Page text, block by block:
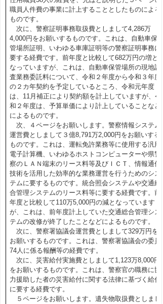
職員人件費の事業に計上することとしたものによる
ものです。
次に、警察証明事務取扱費としまして4,286万
4,000円をお願いするものです。これは、自動車保
管場所証明、いわゆる車庫証明等の警察証明事務に
要する経費です。前年度と比較して682万円の増と
なっていますが、これは、自動車保管場所の現地調
査業務委託料について、令和２年度から令和３年度
の２カ年契約を予定しているところ、令和元年度
は、11月補正により契約額を計上していますが、令
和２年度は、予算単価により計上していることなど
によるものです。
次、４ページをお願いします。警察情報システム
運営費としまして３億8,791万2,000円をお願いする
ものです。これは、運転免許業務等に使用する汎用
電子計算機、いわゆるホストコンピューターや県警
察のＬＡＮ端末のリース料等及びＩＣＴ、情報通信
技術を活用した効率的な業務運営を行うためのシス
テムに要するものです。統合照会システムや交通総
合管理システムのリース料等に要する経費です。前
年度と比較して110万5,000円の減となっています
が、これは、前年度計上していた交通総合管理シス
テムの改修が終了したことなどによるものです。
次に、警察署協議会運営費としまして329万円を
お願いするものです。これは、警察署協議会の委員
74人に係る報酬等の経費です。
次に、災害給付実施費としまして1,123万8,000円
をお願いするものです。これは、警察官の職務に協
力援助した者の災害給付に関する法律に基づく給付
に要する経費です。
５ページをお願いします。遺失物取扱費としまし